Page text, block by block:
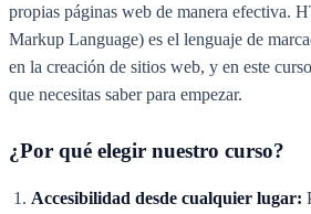
propias páginas web de manera efectiva.
Markup Language) es el lenguaje de
en la creación de sitios web, y en este
que necesitas saber para empezar.
¿Por qué elegir nuestro curso?
Accesibilidad desde cualquier lugar: